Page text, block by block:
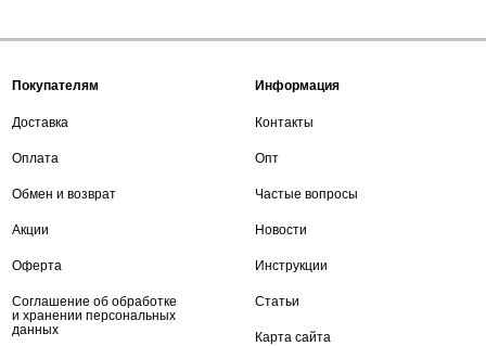
Покупателям
Доставка
Оплата
Обмен и возврат
Акции
Оферта
Соглашение об обработке
и хранении персональных
данных
Информация
Контакты
Опт
Частые вопросы
Новости
Инструкции
Статьи
Карта сайта